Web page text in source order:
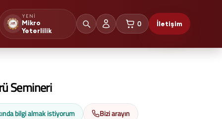
YENI
Mikro
Yeterlilik
0
sepetteki ürünler
İletişim
Semineri
bilgi almak istiyorum Bizi arayın